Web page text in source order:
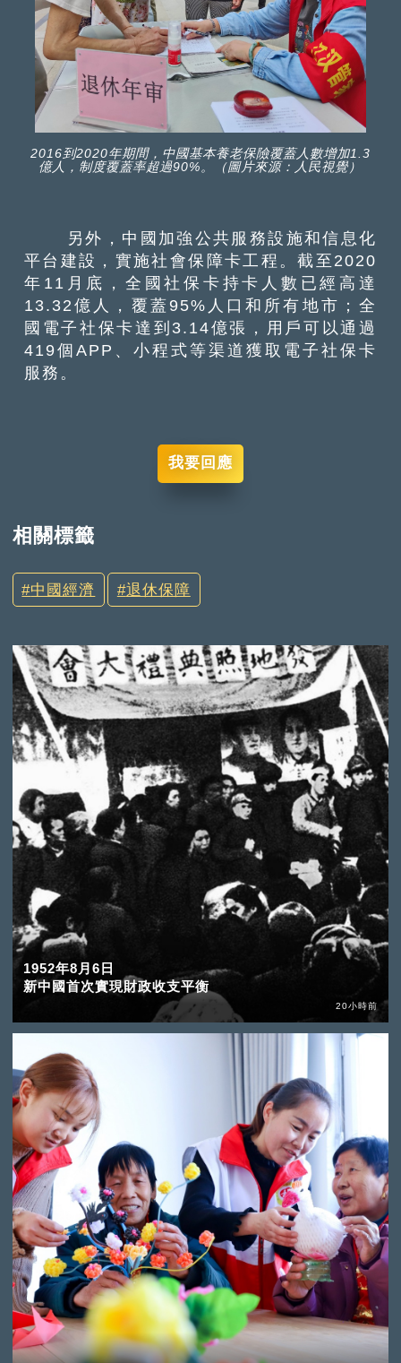
2016到2020年期間，中國基本養老保險覆蓋人數增加1.3
億人，制度覆蓋率超過90%。（圖片來源：人民視覺）
另外，中國加強公共服務設施和信息化
平台建設，實施社會保障卡工程。截至2020
年11月底，全國社保卡持卡人數已經高達
13.32億人，覆蓋95%人口和所有地市；全
國電子社保卡達到3.14億張，用戶可以通過
419個APP、小程式等渠道獲取電子社保卡
服務。
我要回應
相關標籤
中國經濟 退休保障
1952年8月6日
新中國首次實現財政收支平衡
20小時前